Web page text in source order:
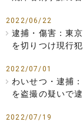
2022/06/22
逮捕・傷害：東
を切りつけ現行
2022/07/01
わいせつ・逮捕
を盗撮の疑いで
2022/07/19